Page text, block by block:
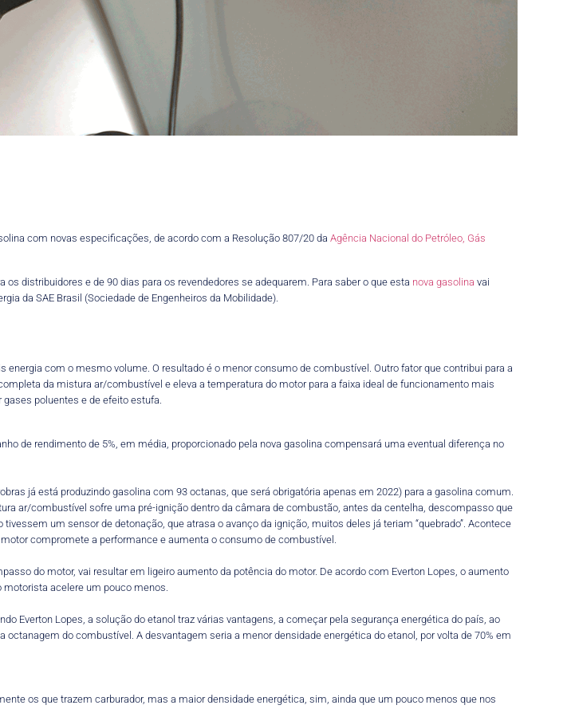
com novas especificações, de acordo com a Resolução 807/20 daAgência Nacional do Petróleo, Gás
distribuidores e de 90 dias para os revendedores se adequarem. Para saber o que esta nova gasolina vai
da SAE Brasil (Sociedade de Engenheiros da Mobilidade).
com o mesmo volume. O resultado é o menor consumo de combustível. Outro fator que contribui para a
da mistura ar/combustível e eleva a temperatura do motor para a faixa ideal de funcionamento mais
poluentes e de efeito estufa.
de rendimento de 5%, em média, proporcionado pela nova gasolina compensará uma eventual diferença no
já está produzindo gasolina com 93 octanas, que será obrigatória apenas em 2022) para a gasolina comum.
ar/combustível sofre uma pré-ignição dentro da câmara de combustão, antes da centelha, descompasso que
um sensor de detonação, que atrasa o avanço da ignição, muitos deles já teriam “quebrado”. Acontece
compromete a performance e aumenta o consumo de combustível.
do motor, vai resultar em ligeiro aumento da potência do motor. De acordo com Everton Lopes, o aumento
acelere um pouco menos.
Everton Lopes, a solução do etanol traz várias vantagens, a começar pela segurança energética do país, ao
do combustível. A desvantagem seria a menor densidade energética do etanol, por volta de 70% em
os que trazem carburador, mas a maior densidade energética, sim, ainda que um pouco menos que nos